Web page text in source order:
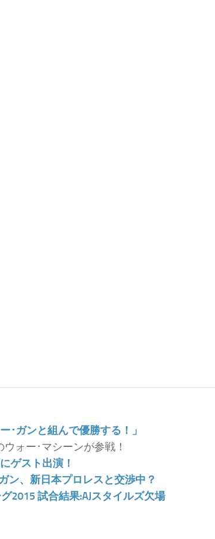
･ガンと組んで優勝する！」
ォー･マシーンが参戦！
ゲスト出演！
ン、新日本プロレスと交渉中？
2015 試合結果:AJスタイルズ欠場